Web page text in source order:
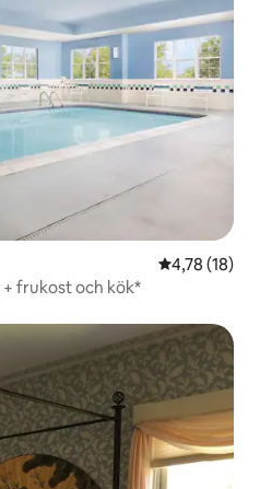
4,78 av 5 i
4,78 (18)
frukost och kök*